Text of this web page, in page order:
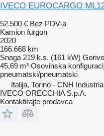
IVECO EUROCARGO
52.500 € Bez PDV-a
Kamion furgon
2020
166.668 km
Snaga 219 k.s. (161 kW) Gorivo
45,69 m³ Osovinska
pneumatski/pneumatski
Italija, Torino - CNH
IVECO ORECCHIA S.p.A.
Kontaktirajte prodavca